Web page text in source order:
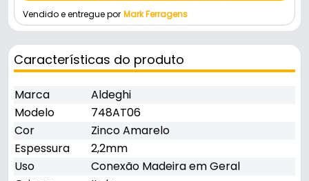
Vendido e entregue por Mark Ferragens
Características do produto
Marca
Aldeghi
Modelo
748AT06
Cor
Zinco Amarelo
Espessura
2,2mm
Uso
Conexão Madeira em Geral